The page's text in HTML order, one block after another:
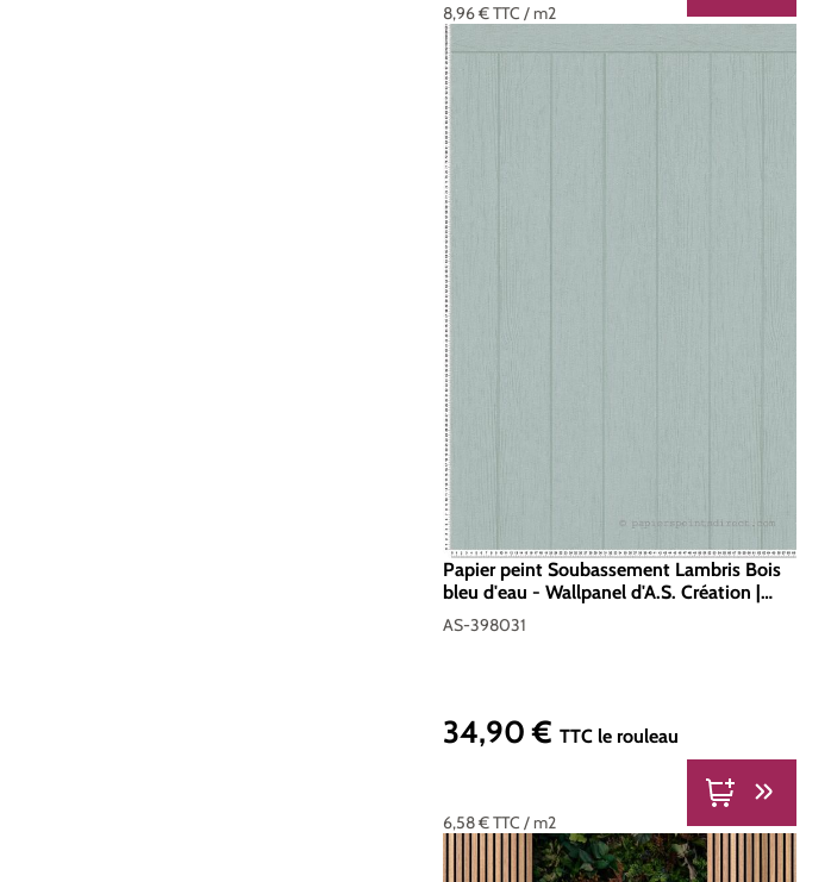
8,96 €TTC / m2
Papier peint Soubassement Lambris Bois
bleu d'eau - Wallpanel d'A.S. Création |
Réf. AS-398031
AS-398031
6,58 €TTC / m2
Prix régulier :
34,90 € TTC le rouleau